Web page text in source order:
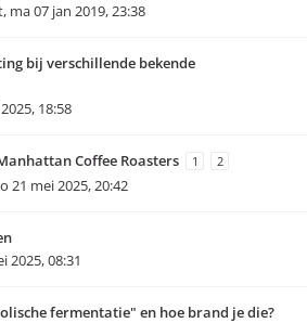
, ma 07 jan 2019, 23:38
bij verschillende bekende
18:58
Coffee Roasters 1 2
21 mei 2025, 20:42
2025, 08:31
fermentatie" en hoe brand je die?